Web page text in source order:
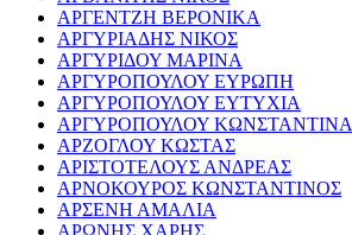
ΑΡΓΕΝΤΖΗ ΒΕΡΟΝΙΚΑ
ΑΡΓΥΡΙΑΔΗΣ ΝΙΚΟΣ
ΑΡΓΥΡΙΔΟΥ ΜΑΡΙΝΑ
ΑΡΓΥΡΟΠΟΥΛΟΥ ΕΥΡΩΠΗ
ΑΡΓΥΡΟΠΟΥΛΟΥ ΕΥΤΥΧΙΑ
ΑΡΓΥΡΟΠΟΥΛΟΥ ΚΩΝΣΤΑΝΤΙΝΑ
ΑΡΖΟΓΛΟΥ ΚΩΣΤΑΣ
ΑΡΙΣΤΟΤΕΛΟΥΣ ΑΝΔΡΕΑΣ
ΑΡΝΟΚΟΥΡΟΣ ΚΩΝΣΤΑΝΤΙΝΟΣ
ΑΡΣΕΝΗ ΑΜΑΛΙΑ